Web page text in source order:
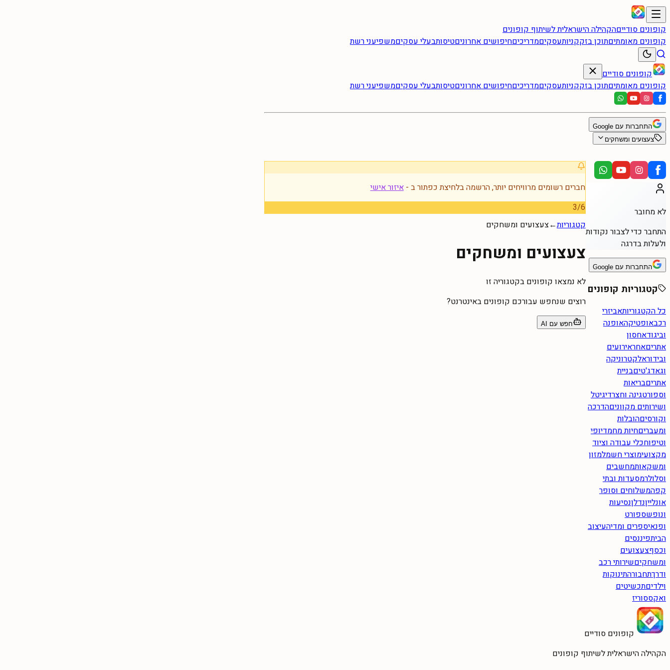
קופונים סודייםהקהילה הישראלית לשיתוף קופונים
קופונים מאומתיםתוכן בזקקניותעסקיםמדריכיםחיפושים אחרוניםטיסותבעלי עסקיםמשפיעני רשת
קופונים סודיים
קופונים מאומתיםתוכן בזקקניותעסקיםמדריכיםחיפושים אחרוניםטיסותבעלי עסקיםמשפיעני רשת
התחברות עם Google
צעצועים ומשחקים
חברים רשומים מרוויחים יותר, הרשמה בלחיצת כפתור ב -איזור אישי
3/6
קטגוריות←צעצועים ומשחקים
צעצועים ומשחקים
לא נמצאו קופונים בקטגוריה זו
רוצים שנחפש עבורכם קופונים באינטרנט?
חפש עם AI
לא מחובר
התחבר כדי לצבור נקודות
ולעלות בדרגה
התחברות עם Google
קטגוריות קופונים
כל הקטגוריותאביזרי
רכבאופטיקהאופנה
וביגודאחסון
אתריםאחראירועים
ובידוראלקטרוניקה
וגאדג'טיםבניית
אתריםבריאות
וספורטגינה וחצרדיגיטל
ושירותים מקווניםהדרכה
וקורסיםהובלות
ומעבריםחיות מחמדיופי
וטיפוחכלי עבודה וציוד
מקצועימוצרי חשמלמזון
ומשקאותמחשבים
וסלולרמסעדות ובתי
קפהמשלוחים וסופר
אונלייןנדלןנסיעות
ונופשספורט
ופנאיספרים ומדיהעיצוב
הביתפיננסים
וכסףצעצועים
ומשחקיםשירותי רכב
ודרךתחבורהתינוקות
וילדיםתכשיטים
ואקססוריז
קופונים סודיים
הקהילה הישראלית לשיתוף קופונים